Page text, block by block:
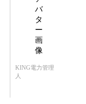
KING電力管理
人